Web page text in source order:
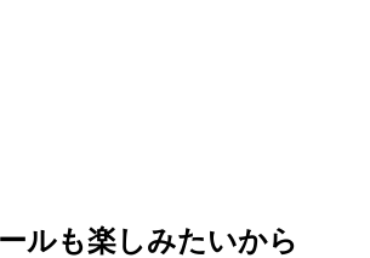
ルも楽しみたいから